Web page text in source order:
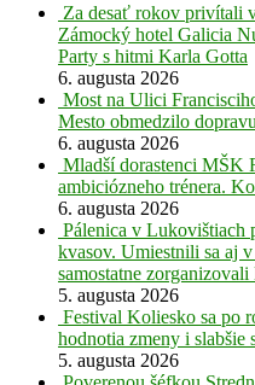
Za desať rokov privítali
Zámocký hotel Galicia
Party s hitmi Karla Gotta
6. augusta 2026
Most na Ulici
Mesto obmedzilo
6. augusta 2026
Mladší dorastenci MŠK
ambiciózneho trénera.
6. augusta 2026
Pálenica v Lukovištiach
kvasov. Umiestnili sa aj
samostatne
5. augusta 2026
Festival Koliesko sa po
hodnotia zmeny i slabšie
5. augusta 2026